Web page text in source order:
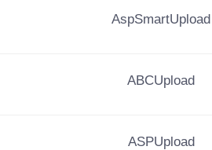
AspSmartUpload
ABCUpload
ASPUpload